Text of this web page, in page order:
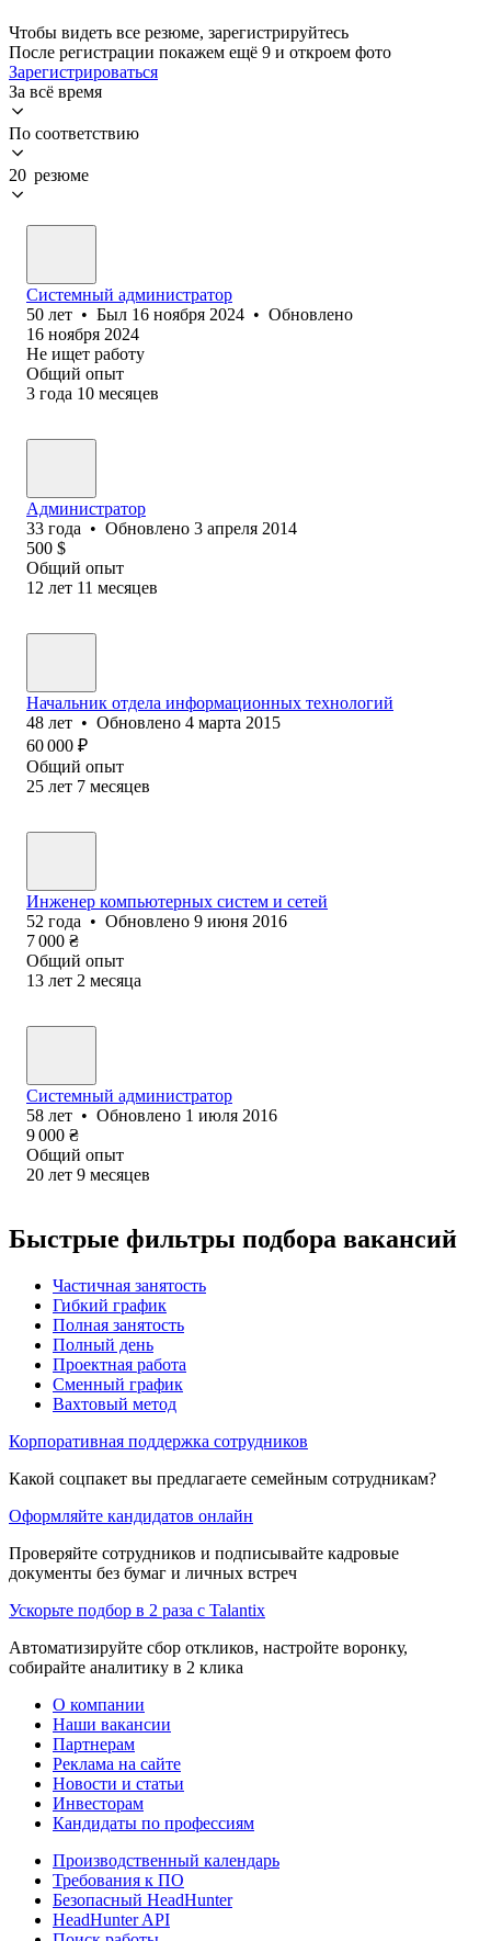
Чтобы видеть все резюме, зарегистрируйтесь
После регистрации покажем ещё 9 и откроем фото
Зарегистрироваться
За всё время
По соответствию
20 резюме
Системный администратор
50 лет • Был 16 ноября 2024 • Обновлено
16 ноября 2024
Не ищет работу
Общий опыт
3 года 10 месяцев
Администратор
33 года • Обновлено 3 апреля 2014
500 $
Общий опыт
12 лет 11 месяцев
Начальник отдела информационных технологий
48 лет • Обновлено 4 марта 2015
60 000 ₽
Общий опыт
25 лет 7 месяцев
Инженер компьютерных систем и сетей
52 года • Обновлено 9 июня 2016
7 000 ₴
Общий опыт
13 лет 2 месяца
Системный администратор
58 лет • Обновлено 1 июля 2016
9 000 ₴
Общий опыт
20 лет 9 месяцев
Быстрые фильтры подбора вакансий
Частичная занятость
Гибкий график
Полная занятость
Полный день
Проектная работа
Сменный график
Вахтовый метод
Корпоративная поддержка сотрудников
Какой соцпакет вы предлагаете семейным сотрудникам?
Оформляйте кандидатов онлайн
Проверяйте сотрудников и подписывайте кадровые
документы без бумаг и личных встреч
Ускорьте подбор в 2 раза с Talantix
Автоматизируйте сбор откликов, настройте воронку,
собирайте аналитику в 2 клика
О компании
Наши вакансии
Партнерам
Реклама на сайте
Новости и статьи
Инвесторам
Кандидаты по профессиям
Производственный календарь
Требования к ПО
Безопасный HeadHunter
HeadHunter API